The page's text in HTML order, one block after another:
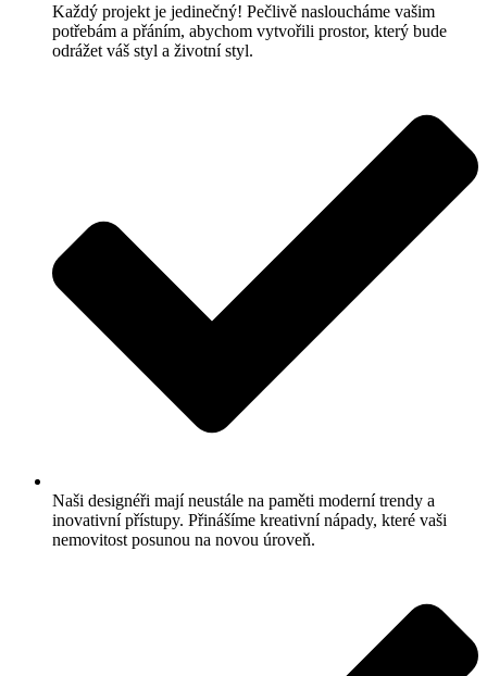
Každý projekt je jedinečný! Pečlivě nasloucháme vašim
potřebám a přáním, abychom vytvořili prostor, který bude
odrážet váš styl a životní styl.
Naši designéři mají neustále na paměti moderní trendy a
inovativní přístupy. Přinášíme kreativní nápady, které vaši
nemovitost posunou na novou úroveň.